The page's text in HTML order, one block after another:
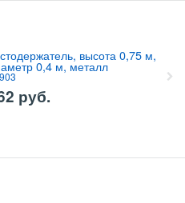
высота 0,75 м,
0,4 м, металл
руб.